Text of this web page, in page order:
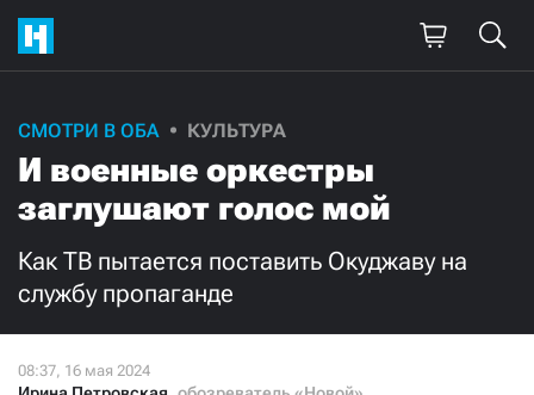
СМОТРИ В ОБА КУЛЬТУРА
И военные оркестры
заглушают голос мой
Как ТВ пытается поставить Окуджаву на
службу пропаганде
Поддержите
нашу работу!
Ежемесячно Разово
3000